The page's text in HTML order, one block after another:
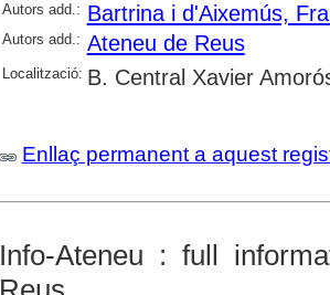
Autors add.: Bartrina i d'Aixemús,
Autors add.: Ateneu de Reus
Localització: B. Central Xavier
Enllaç permanent a aquest
Info-Ateneu : full